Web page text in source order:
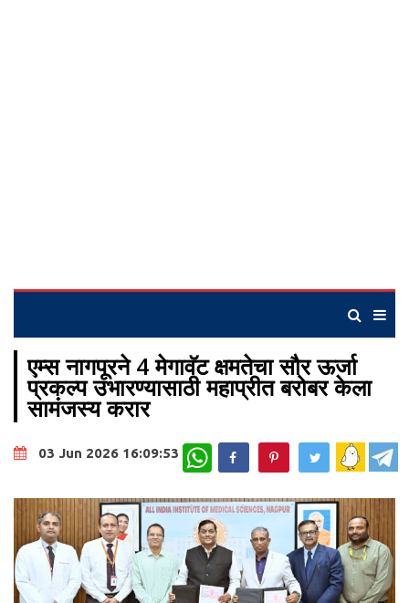
एम्स नागपूरने 4 मेगावॅट क्षमतेचा सौर ऊर्जा
प्रकल्प उभारण्यासाठी महाप्रीत बरोबर केला
सामंजस्य करार
03 Jun 2026 16:09:53 WhatsApp